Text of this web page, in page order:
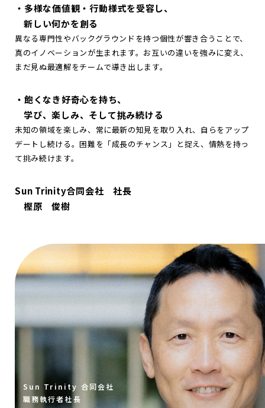
・多様な価値観・行動様式を受容し、
新しい何かを創る
異なる専門性やバックグラウンドを持つ個性が響き合うことで、
真のイノベーションが生まれます。お互いの違いを強みに変え、
まだ見ぬ最適解をチームで導き出します。
・飽くなき好奇心を持ち、
学び、楽しみ、そして挑み続ける
未知の領域を楽しみ、常に最新の知見を取り入れ、自らをアップ
デートし続ける。困難を「成長のチャンス」と捉え、情熱を持っ
て挑み続けます。
Sun Trinity合同会社 社長
樫原 俊樹
Sun Trinity 合同会社
職務執行者社長